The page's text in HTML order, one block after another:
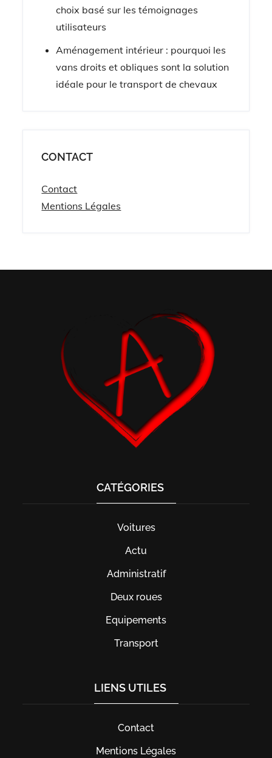
choix basé sur les témoignages
utilisateurs
Aménagement intérieur : pourquoi les
vans droits et obliques sont la solution
idéale pour le transport de chevaux
CONTACT
Contact
Mentions Légales
CATÉGORIES
Voitures
Actu
Administratif
Deux roues
Equipements
Transport
LIENS UTILES
Contact
Mentions Légales